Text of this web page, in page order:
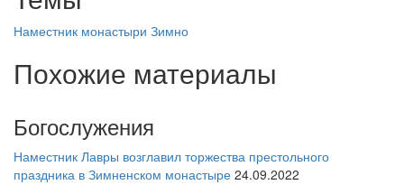
Наместник монастыри Зимно
Похожие материалы
Богослужения
Наместник Лавры возглавил торжества престольного
праздника в Зимненском монастыре 24.09.2022